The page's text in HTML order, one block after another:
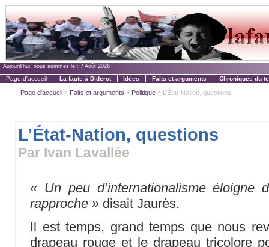
Aujourd'hui, nous sommes le : 7 Août 2026
Page d'accueil La faute à Diderot Idées Faits et arguments Chroniques du
Page d'accueil » Faits et arguments » Politique » L’État-Nation, questions
L’État-Nation, questions
Par Ivan Lavallée
« Un peu d’internationalisme éloigne
rapproche » disait Jaurès.
Il est temps, grand temps que nous
drapeau rouge et le drapeau tricolore